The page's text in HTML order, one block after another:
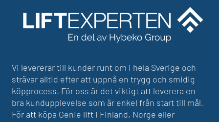
Vi levererar till kunder runt om i hela Sverige och
strävar alltid efter att uppnå en trygg och smidig
köpprocess. För oss är det viktigt att leverera en
bra kundupplevelse som är enkel från start till mål.
För att köpa Genie lift i Finland, Norge eller